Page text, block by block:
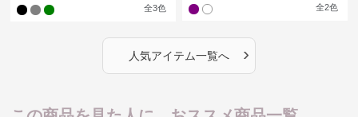
全3色 全2色
人気アイテム一覧へ ›